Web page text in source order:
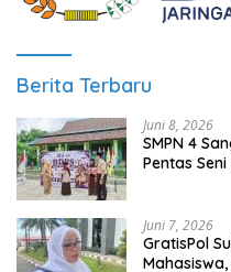
Berita Terbaru
Juni 8, 2026
SMPN 4
Pentas
Juni 7, 2026
GratisPol